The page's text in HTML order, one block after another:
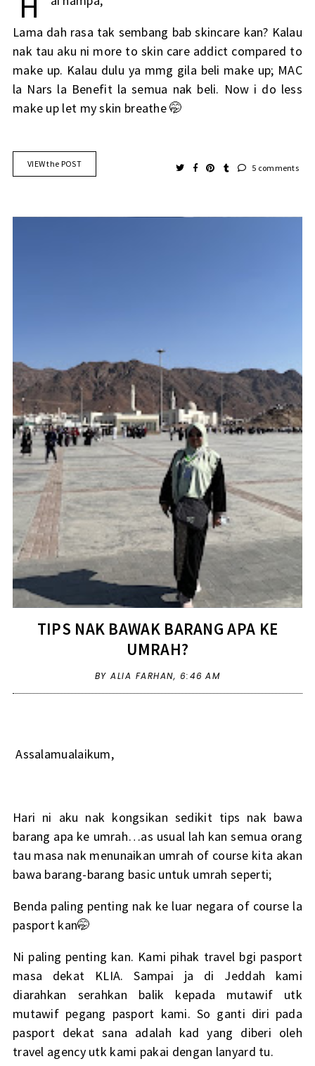
Lama dah rasa tak sembang bab skincare kan? Kalau
nak tau aku ni more to skin care addict compared to
make up. Kalau dulu ya mmg gila beli make up; MAC
la Nars la Benefit la semua nak beli. Now i do less
make up let my skin breathe 🤭
VIEW the POST 5 comments
TIPS NAK BAWAK BARANG APA KE
UMRAH?
BY ALIA FARHAN, 6:46 AM
Assalamualaikum,
Hari ni aku nak kongsikan sedikit tips nak bawa
barang apa ke umrah…as usual lah kan semua orang
tau masa nak menunaikan umrah of course kita akan
bawa barang-barang basic untuk umrah seperti;
Benda paling penting nak ke luar negara of course la
pasport kan🤭
Ni paling penting kan. Kami pihak travel bgi pasport
masa dekat KLIA. Sampai ja di Jeddah kami
diarahkan serahkan balik kepada mutawif utk
mutawif pegang pasport kami. So ganti diri pada
pasport dekat sana adalah kad yang diberi oleh
travel agency utk kami pakai dengan lanyard tu.